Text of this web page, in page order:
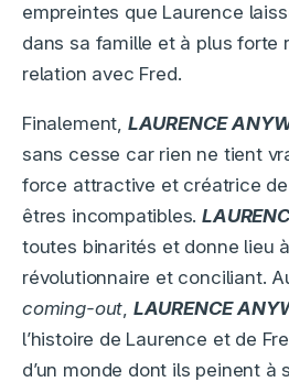
empreintes que Laurence
dans sa famille et à plus forte
relation avec Fred.
Finalement, LAURENCE
sans cesse car rien ne tient
force attractive et créatrice de
êtres incompatibles.
toutes binarités et donne lieu
révolutionnaire et conciliant.
coming-out, LAURENCE
l’histoire de Laurence et de
d’un monde dont ils peinent à